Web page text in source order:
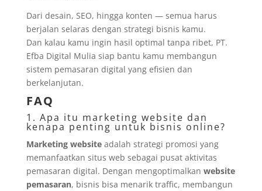
Dari desain, SEO, hingga konten — semua harus
berjalan selaras dengan strategi bisnis kamu.
Dan kalau kamu ingin hasil optimal tanpa ribet, PT.
Efba Digital Mulia siap bantu kamu membangun
sistem pemasaran digital yang efisien dan
berkelanjutan.
FAQ
1. Apa itu marketing website dan
kenapa penting untuk bisnis online?
Marketing websiteadalah strategi promosi yang
memanfaatkan situs web sebagai pusat aktivitas
pemasaran digital. Dengan mengoptimalkan website
pemasaran, bisnis bisa menarik traffic, membangun